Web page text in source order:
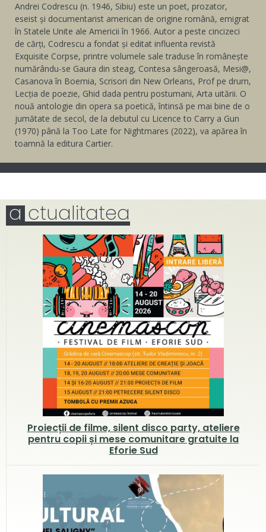
Andrei Codrescu (n. 1946, Sibiu) este un poet, prozator,
eseist și documentarist american de origine română, emigrat
în Statele Unite ale Americii în 1966. Autor a peste cincizeci
de cărți, Codrescu a fondat și editat influenta revistă
Exquisite Corpse, printre volumele sale traduse în românește
numărându-se Gaura din steag, Contesa sângeroasă, Mesi@,
Casanova în Boemia, Scrisori din New Orleans, Prof pe drum,
Lecția de poezie, Ghid dada pentru postumani, Arta uitării. O
nouă antologie din opera sa poetică, întinsă pe mai bine de o
jumătate de secol, de la debutul cu Licence to Carry a Gun
(1970) până la Too Late for Nightmares (2022), va apărea în
toamnă la editura Cartier.
a ctualitatea
Proiecții de filme, silent disco party, ateliere
pentru copii și mese comunitare gratuite la
Eforie Sud